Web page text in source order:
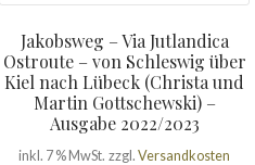
Jakobsweg – Via Jutlandica
Ostroute – von Schleswig über
Kiel nach Lübeck (Christa und
Martin Gottschewski) –
Ausgabe 2022/2023
inkl. 7 % MwSt. zzgl.Versandkosten